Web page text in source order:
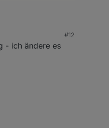
#12
- ich ändere es